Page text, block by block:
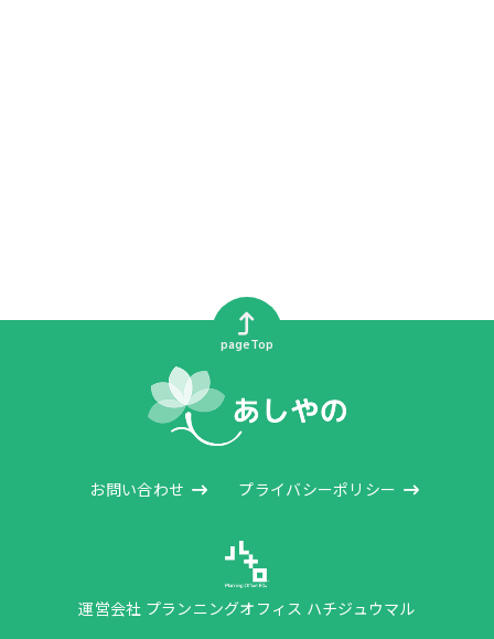
お問い合わせ プライバシーポリシー
運営会社 プランニングオフィス ハチジュウマル
pageTop